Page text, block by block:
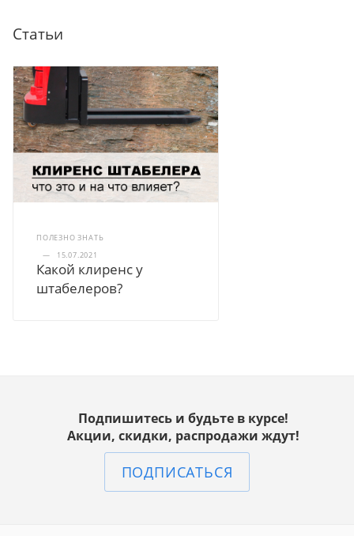
Статьи
ПОЛЕЗНО ЗНАТЬ
—
15.07.2021
Какой клиренс у
штабелеров?
Подпишитесь и будьте в курсе!
Акции, скидки, распродажи ждут!
ПОДПИСАТЬСЯ